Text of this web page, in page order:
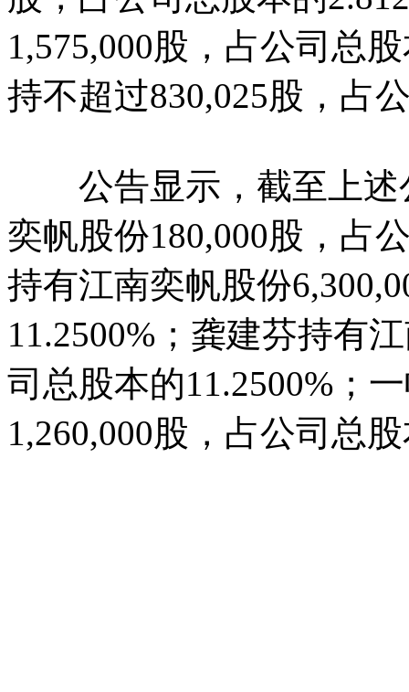
1,575,000股，占公司总
持不超过830,025股，占
公告显示，截至上述
奕帆股份180,000股，占
持有江南奕帆股份
11.2500%；龚建芬持有
司总股本的11.2500%；
1,260,000股，占公司总